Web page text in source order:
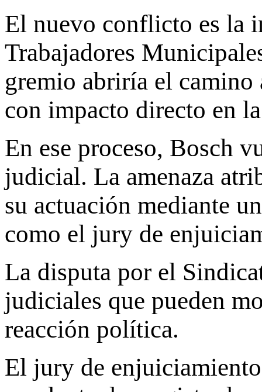
El nuevo conflicto es la
Trabajadores
gremio abriría el camino
con impacto directo en
En ese proceso, Bosch
judicial. La amenaza
su actuación mediante
como el jury de
La disputa por el
judiciales que pueden
reacción política.
El jury de